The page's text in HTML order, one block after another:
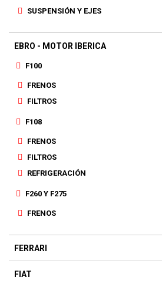
SUSPENSIÓN Y EJES
EBRO - MOTOR IBERICA
F100
FRENOS
FILTROS
F108
FRENOS
FILTROS
REFRIGERACIÓN
F260 Y F275
FRENOS
FERRARI
FIAT